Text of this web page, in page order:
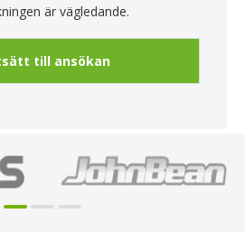
är vägledande.
till ansökan